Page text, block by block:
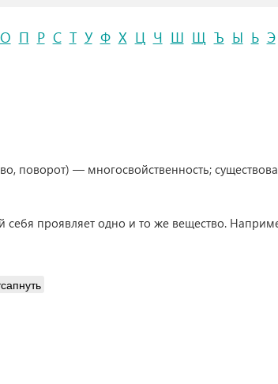
О П Р С Т У Ф Х Ц Ч Ш Щ Ъ Ы Ь Э
поворот) — многосвойственность;
проявляет одно и то же вещество.